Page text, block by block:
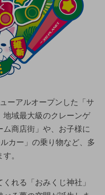
ーアルオープンした「サ
地域最大級のクレーンゲ
商店街」や、お子様に
カー」の乗り物など、多
。
れる「おみくじ神社」